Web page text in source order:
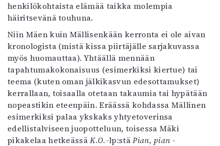
henkilökohtaista elämää taikka molempia
häiritsevänä touhuna.
Niin Mäen kuin Mällisenkään kerronta ei ole aivan
kronologista (mistä kissa piirtäjälle sarjakuvassa
myös huomauttaa). Yhtäällä mennään
tapahtumakokonaisuus (esimerkiksi kiertue) tai
teema (kuten oman jälkikasvun edesottamukset)
kerrallaan, toisaalla otetaan takaumia tai hypätään
nopeastikin eteenpäin. Eräässä kohdassa Mällinen
esimerkiksi palaa ykskaks yhtyetoverinsa
edellistalviseen juopotteluun, toisessa Mäki
pikakelaa hetkeässäK.O.-lp:stäPian, pian -